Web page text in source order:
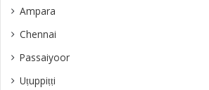
Ampara
Chennai
Passaiyoor
Uṭuppiṭṭi